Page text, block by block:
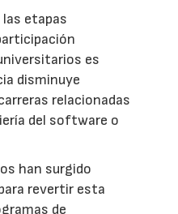
las etapas
es
disminuye
relacionadas
del software o
han surgido
revertir esta
de